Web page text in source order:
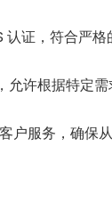
证，符合严
许根据特定
户服务，确保